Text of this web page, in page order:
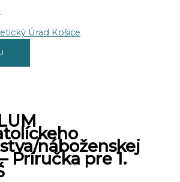
náboženskej
Príručka pre 1.